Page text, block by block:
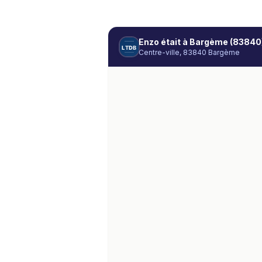
LTDB
Enzo était à Bargème
Centre-ville, 83840 Bargème